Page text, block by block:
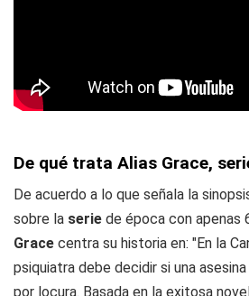
De qué trata Alias Grace,
De acuerdo a lo que señala la
sobre la serie de época con apenas
Grace centra su historia en: "En la
psiquiatra debe decidir si una
por locura. Basada en la exitosa